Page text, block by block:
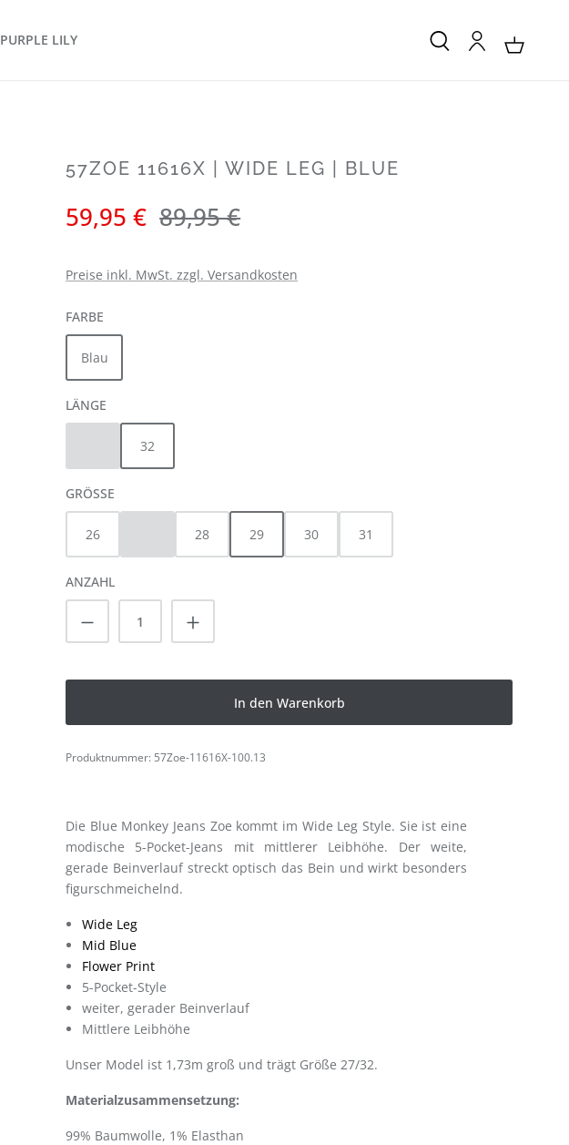
PURPLE LILY
57ZOE 11616X | WIDE LEG | BLUE
Verkaufspreis:
59,95 € Regulärer Preis:
89,95 €
Preise inkl. MwSt. zzgl. Versandkosten
FARBE
Blau
LÄNGE
(Diese Option ist zurzeit nicht verfügbar.)
32
GRÖSSE
26
(Diese Option ist zurzeit nicht verfügbar.)
28 29 30 31
ANZAHL
Produkt Anzahl: Gib den gewünschten Wert
In den Warenkorb
Produktnummer: 57Zoe-11616X-100.13
Die Blue Monkey Jeans Zoe kommt im Wide Leg Style. Sie ist eine
modische 5-Pocket-Jeans mit mittlerer Leibhöhe. Der weite,
gerade Beinverlauf streckt optisch das Bein und wirkt besonders
figurschmeichelnd.
Wide Leg
Mid Blue
Flower Print
5-Pocket-Style
weiter, gerader Beinverlauf
Mittlere Leibhöhe
Unser Model ist 1,73m groß und trägt Größe 27/32.
Materialzusammensetzung:
99% Baumwolle, 1% Elasthan